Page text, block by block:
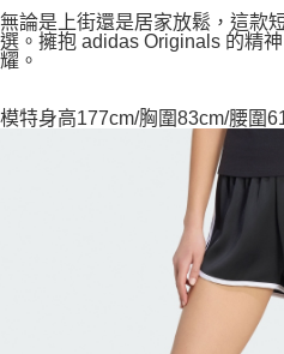
無論是上街還是居家放鬆，這款
選。擁抱 adidas Originals 的精
耀。
模特身高177cm/胸圍83cm/腰圍